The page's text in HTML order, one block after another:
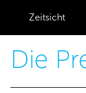
Zeitsicht
Die